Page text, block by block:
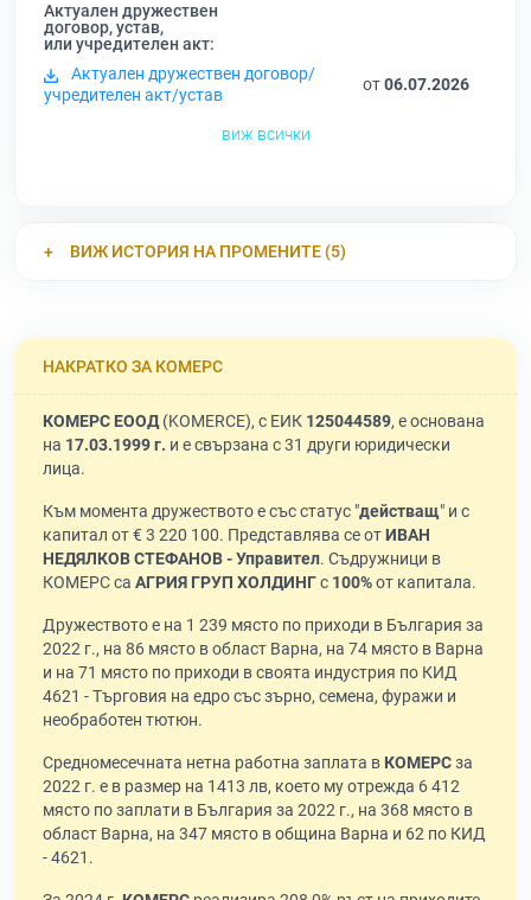
Актуален дружествен
договор, устав,
или учредителен акт:
Актуален дружествен договор/
учредителен акт/устав
от06.07.2026
виж всички
ВИЖ ИСТОРИЯ НА ПРОМЕНИТЕ (5)
НАКРАТКО ЗА КОМЕРС
КОМЕРС ЕООД(KOMERCE), с ЕИК 125044589, е основана
на 17.03.1999 г. и е свързана с 31 други юридически
лица.
Към момента дружеството е със статус "действащ" и с
капитал от € 3 220 100. Представлява се отИВАН
НЕДЯЛКОВ СТЕФАНОВ - Управител. Съдружници в
КОМЕРС са АГРИЯ ГРУП ХОЛДИНГс 100%от капитала.
Дружеството е на 1 239 място по приходи в България за
2022 г., на 86 място в област Варна, на 74 място в Варна
и на 71 място по приходи в своята индустрия по КИД
4621 - Търговия на едро със зърно, семена, фуражи и
необработен тютюн.
Средномесечната нетна работна заплата в КОМЕРСза
2022 г. е в размер на 1413 лв, което му отрежда 6 412
място по заплати в България за 2022 г., на 368 място в
област Варна, на 347 място в община Варна и 62 по КИД
- 4621.